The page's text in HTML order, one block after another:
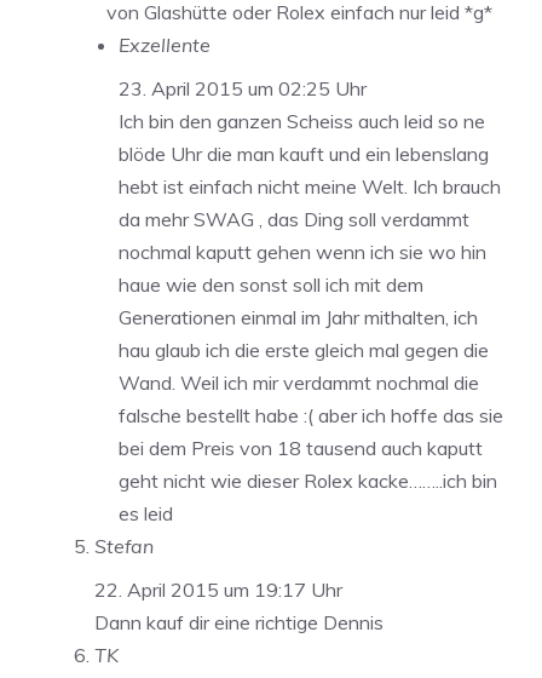
von Glashütte oder Rolex einfach nur leid *g*
Exzellente
23. April 2015 um 02:25 Uhr
Ich bin den ganzen Scheiss auch leid so ne
blöde Uhr die man kauft und ein lebenslang
hebt ist einfach nicht meine Welt. Ich brauch
da mehr SWAG , das Ding soll verdammt
nochmal kaputt gehen wenn ich sie wo hin
haue wie den sonst soll ich mit dem
Generationen einmal im Jahr mithalten, ich
hau glaub ich die erste gleich mal gegen die
Wand. Weil ich mir verdammt nochmal die
falsche bestellt habe :( aber ich hoffe das sie
bei dem Preis von 18 tausend auch kaputt
geht nicht wie dieser Rolex kacke……..ich bin
es leid
Stefan
22. April 2015 um 19:17 Uhr
Dann kauf dir eine richtige Dennis
TK